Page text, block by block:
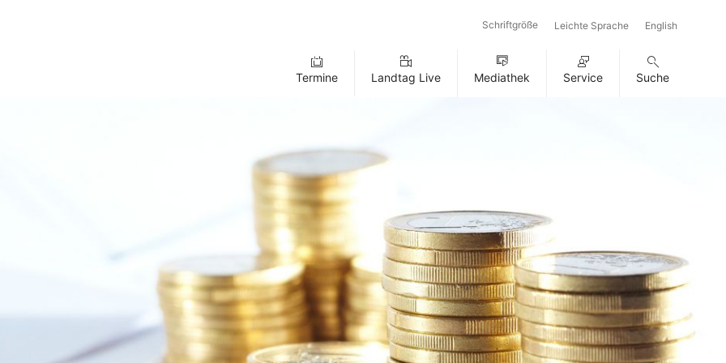
Schriftgröße Leichte Sprache English
Termine Landtag Live Mediathek Service Suche